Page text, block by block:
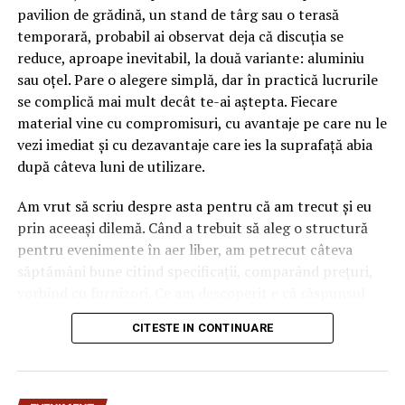
pavilion de grădină, un stand de târg sau o terasă
temporară, probabil ai observat deja că discuția se
reduce, aproape inevitabil, la două variante: aluminiu
sau oțel. Pare o alegere simplă, dar în practică lucrurile
se complică mai mult decât te-ai aștepta. Fiecare
material vine cu compromisuri, cu avantaje pe care nu le
vezi imediat și cu dezavantaje care ies la suprafață abia
după câteva luni de utilizare.
Am vrut să scriu despre asta pentru că am trecut și eu
prin aceeași dilemă. Când a trebuit să aleg o structură
pentru evenimente în aer liber, am petrecut câteva
săptămâni bune citind specificații, comparând prețuri,
„corect” depinde mult de context, de cât de des muți
pavilionul și de ce condiții meteo ai de înfruntat.
CITESTE IN CONTINUARE